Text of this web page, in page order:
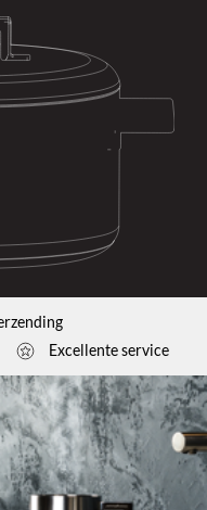
Excellente service